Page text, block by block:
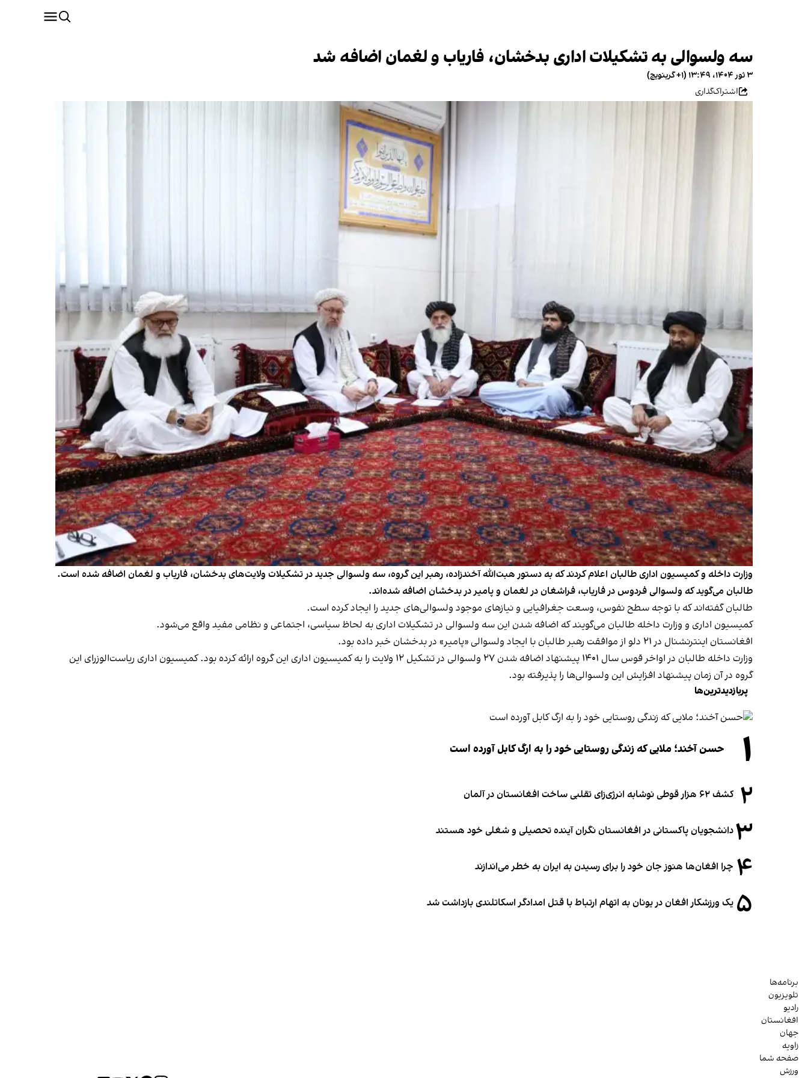
سه ولسوالی به تشکیلات اداری بدخشان،‌ فاریاب و لغمان اضافه شد
۳ ثور ۱۴۰۴، ۱۳:۴۹ (‎+۱ گرینویچ)
اشتراک‌گذاری
وزارت داخله و کمیسیون اداری طالبان اعلام کردند که به دستور هبت‌الله آخندزاده، رهبر این گروه، سه ولسوالی جدید در تشکیلات ولایت‌های بدخشان، فاریاب و لغمان اضافه شده است.
طالبان می‌گوید که ولسوالی‌ فردوس در فاریاب، فراشغان در لغمان و پامیر در بدخشان اضافه شده‌اند.
طالبان گفته‌اند که با توجه سطح نفوس، وسعت جغرافیایی و نیازهای موجود ولسوالی‌های جدید را ایجاد کرده است.
کمیسیون اداری و وزارت داخله طالبان می‌گویند که اضافه شدن این سه ولسوالی در تشکیلات اداری به لحاظ سیاسی، اجتماعی و نظامی مفید واقع می‌شود.
افغانستان اینترنشنال در ۲۱ دلو از موافقت رهبر طالبان با ایجاد ولسوالی «پامیر» در بدخشان خبر داده بود.
وزارت داخله طالبان در اواخر قوس سال ۱۴۰۱ پیشنهاد اضافه شدن ۲۷ ولسوالی در تشکیل ۱۲ ولایت را به کمیسیون اداری این گروه ارائه کرده بود. کمیسیون اداری ریاست‌الوزرای این
گروه در آن زمان پیشنهاد افزایش این ولسوالی‌ها را پذیرفته بود.
پربازدیدترین‌ها
۱ حسن آخند؛ ملایی که زندگی روستایی خود را به ارگ کابل آورده است
۲ کشف ۶۲ هزار قوطی نوشابه انرژی‌زای تقلبی ساخت افغانستان در آلمان
۳دانشجویان پاکستانی در افغانستان نگران آینده تحصیلی و شغلی خود هستند
۴ چرا افغان‌ها هنوز جان خود را برای رسیدن به ایران به خطر می‌اندازند
۵ یک ورزشکار افغان در یونان به اتهام ارتباط با قتل امدادگر اسکاتلندی بازداشت شد
برنامه‌ها
تلویزیون
رادیو
افغانستان
جهان
زاویه
صفحه شما
ورزش